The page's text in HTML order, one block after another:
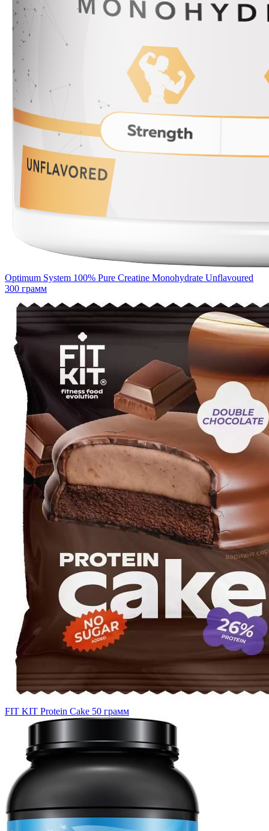
Optimum System 100% Pure Creatine Monohydrate Unflavoured
300 грамм
FIT KIT Protein Cake 50 грамм